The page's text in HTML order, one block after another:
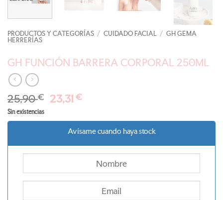
PRODUCTOS Y CATEGORÍAS / CUIDADO FACIAL / GH GEMA
HERRERÍAS
GH FUNCIÓN BARRERA CORPORAL 250ML
25,90€ El
original
25,90 €.
23,31€El
actual
es:
23,31 €.
Sin existencias
Avísame cuando haya stock